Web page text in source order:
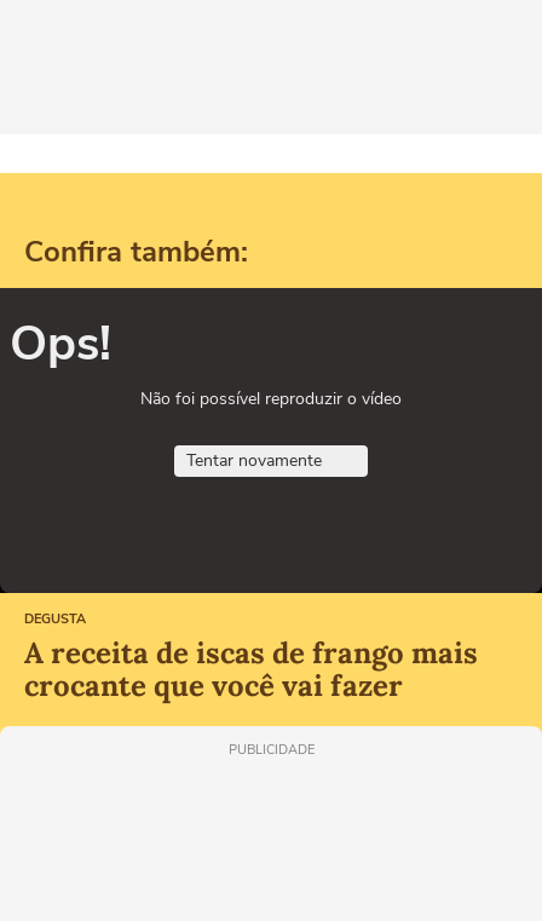
Confira também:
Ops!
Não foi possível reproduzir o vídeo
Tentar novamente
DEGUSTA
A receita de iscas de frango mais
crocante que você vai fazer
PUBLICIDADE